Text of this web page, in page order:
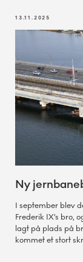
13.11.2025
Ny
I september blev
Frederik IX’s bro,
lagt på plads på
kommet et stort